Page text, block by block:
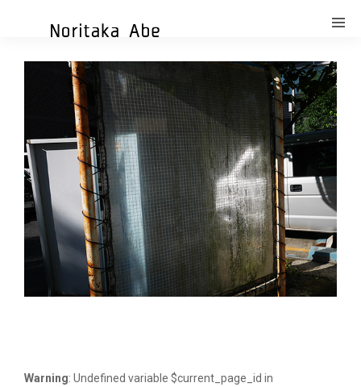
Warning: Undefined variable $current_page_id in